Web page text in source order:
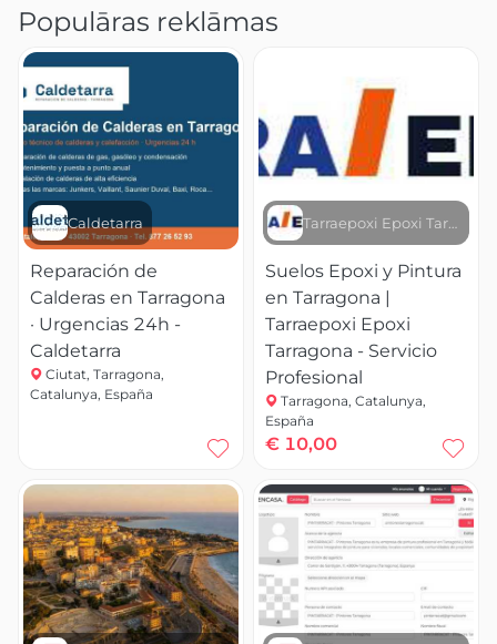
Populāras reklāmas
Caldetarra
Reparación de
Calderas en Tarragona
· Urgencias 24h -
Caldetarra
Ciutat, Tarragona,
Catalunya, España
Suelos Epoxi y Pintura
en Tarragona |
Tarraepoxi Epoxi
Tarragona - Servicio
Profesional
Tarragona, Catalunya,
España
€ 10,00